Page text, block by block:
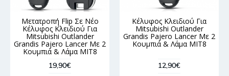
Μετατροπή Flip Σε Νέο
Κέλυφος Κλειδιού Για
Mitsubishi Outlander
Grandis Pajero Lancer Με 2
Κουμπιά & Λάμα MIT8
19,90€
Κέλυφος Κλειδιού Για
Mitsubishi Outlander
Grandis Pajero Lancer Με 2
Κουμπιά & Λάμα MIT8
12,90€